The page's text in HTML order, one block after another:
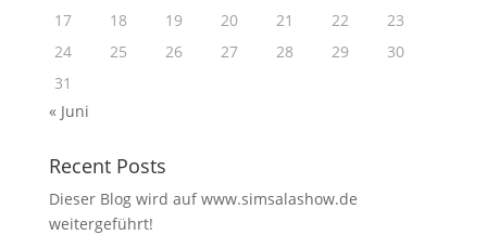
17
18 19 20 21 22
23
24
25 26 27 28 29
30
31
« Juni
Recent Posts
Dieser Blog wird auf www.simsalashow.de
weitergeführt!